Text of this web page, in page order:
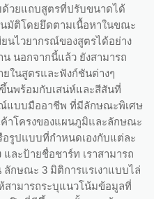
วยแถบสูตรที่ปรับขนาดได้
มัติโดยยึดตามเนื้อหาในขณะ
ยนไวยากรณ์ของสูตรได้อย่าง
น นอกจากนี้แล้ว ยังสามารถ
ยในสูตรและฟังก์ชันต่างๆ
นพร้อมกับเสน่ห์และสีสันที่
แบบมืออาชีพ ที่มีลักษณะพิเศษ
ค้าโครงของแผนภูมิและลักษณะ
รูปแบบที่กำหนดเองกับแต่ละ
ละป้ายชื่อชาร์ท เราสามารถ
กษณะ 3 มิติการแรเงาแบบไล่
สามารถระบุแนวโน้มข้อมูลที่